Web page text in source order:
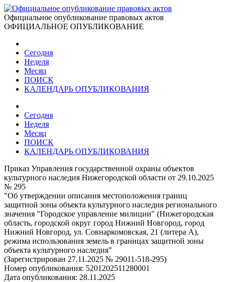
Официальное опубликование правовых актов
ОФИЦИАЛЬНОЕ ОПУБЛИКОВАНИЕ
Сегодня
Неделя
Месяц
ПОИСК
КАЛЕНДАРЬ ОПУБЛИКОВАНИЯ
Сегодня
Неделя
Месяц
ПОИСК
КАЛЕНДАРЬ ОПУБЛИКОВАНИЯ
Приказ Управления государственной охраны объектов
культурного наследия Нижегородской области от 29.10.2025
№ 295
"Об утверждении описания местоположения границ
защитной зоны объекта культурного наследия регионального
значения "Городское управление милиции" (Нижегородская
область, городской округ город Нижний Новгород, город
Нижний Новгород, ул. Совнаркомовская, 21 (литера А),
режима использования земель в границах защитной зоны
объекта культурного наследия"
(Зарегистрирован 27.11.2025 № 29011-518-295)
Номер опубликования: 5201202511280001
Дата опубликования: 28.11.2025